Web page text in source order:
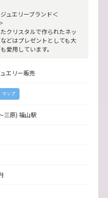
ュエリーブランド＜
クリスタルで作られたネッ
どはプレゼントとしても大
愛用しています。
エリー販売
マップ
三原) 福山駅